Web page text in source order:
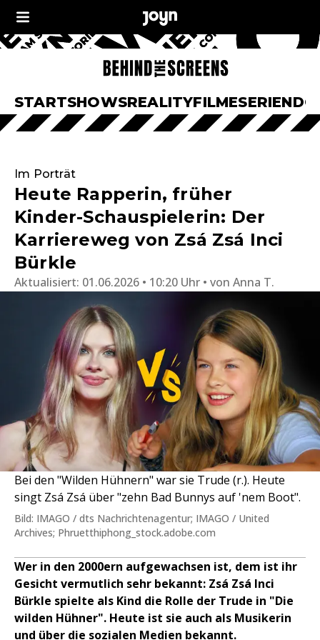
STARTSHOWSREALITYFILMESERIEN
Im Porträt
Heute Rapperin, früher
Kinder-Schauspielerin: Der
Karriereweg von Zsá Zsá Inci
Bürkle
Aktualisiert: 01.06.2026 • 10:20 Uhr von Anna T.
Bei den "Wilden Hühnern" war sie Trude (r.). Heute
singt Zsá Zsá über "zehn Bad Bunnys auf 'nem Boot".
Bild: IMAGO / dts Nachrichtenagentur; IMAGO / United
Archives; Phruetthiphong_stock.adobe.com
Wer in den 2000ern aufgewachsen ist, dem ist ihr
Gesicht vermutlich sehr bekannt: Zsá Zsá Inci
Bürkle spielte als Kind die Rolle der Trude in "Die
wilden Hühner". Heute ist sie auch als Musikerin
und über die sozialen Medien bekannt.